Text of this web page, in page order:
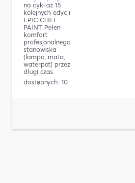
na cykl aż 15
kolejnych edycji
EPIC CHILL
PAINT. Pełen
komfort
profesjonalnego
stanowiska
(lampa, mata,
waterpot) przez
długi czas.
dostępnych: 10